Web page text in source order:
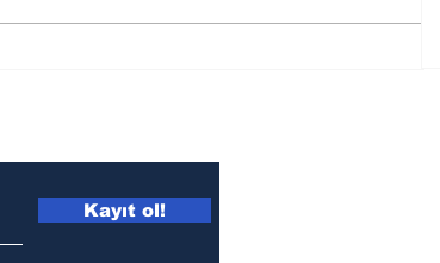
Kayıt ol!